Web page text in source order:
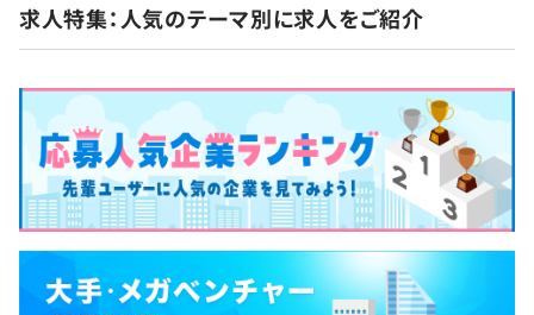
求人特集：人気のテーマ別に求人をご紹介